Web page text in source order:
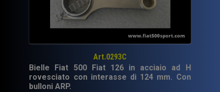
Art.0293C
Bielle Fiat 500 Fiat 126 in acciaio ad H
rovesciato con interasse di 124 mm. Con
bulloni ARP.